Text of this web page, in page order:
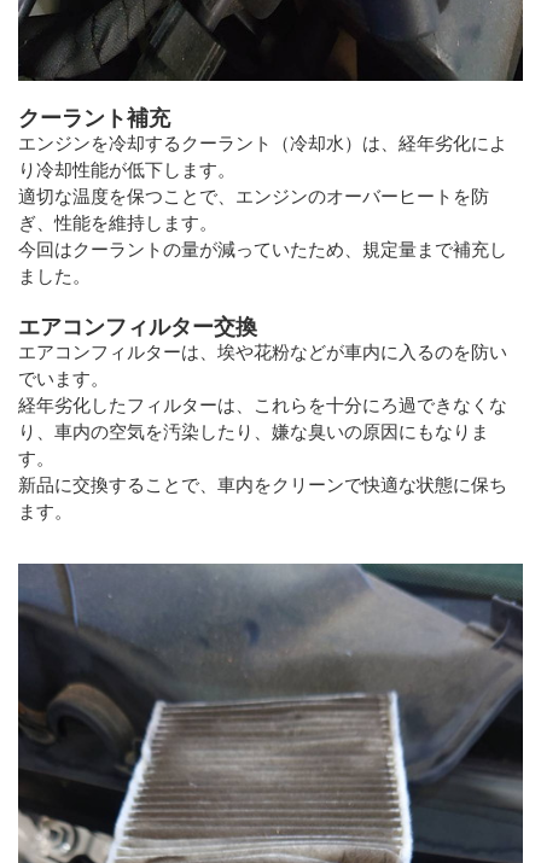
クーラント補充
エンジンを冷却するクーラント（冷却水）は、経年劣化によ
り冷却性能が低下します。
適切な温度を保つことで、エンジンのオーバーヒートを防
ぎ、性能を維持します。
今回はクーラントの量が減っていたため、規定量まで補充し
ました。
エアコンフィルター交換
エアコンフィルターは、埃や花粉などが車内に入るのを防い
でいます。
経年劣化したフィルターは、これらを十分にろ過できなくな
り、車内の空気を汚染したり、嫌な臭いの原因にもなりま
す。
新品に交換することで、車内をクリーンで快適な状態に保ち
ます。